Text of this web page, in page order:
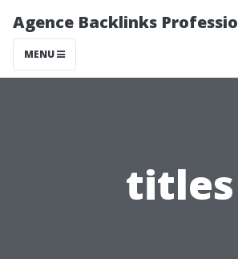
Agence Backlinks
MENU
titles